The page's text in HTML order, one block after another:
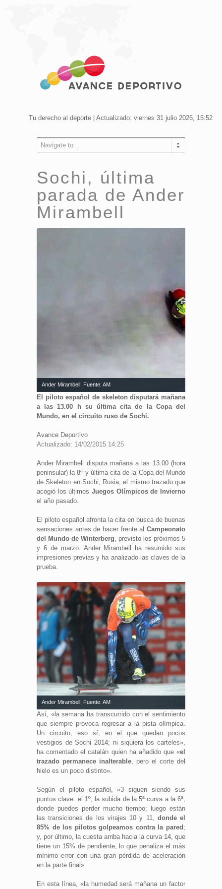
Tu derecho al deporte | Actualizado: viernes 31 julio 2026, 15:52
Navigate to...
Sochi, última
parada de Ander
Mirambell
Ander Mirambell. Fuente: AM
El piloto español de skeleton disputará mañana
a las 13.00 h su última cita de la Copa del
Mundo, en el circuito ruso de Sochi.
Avance Deportivo
Actualizado: 14/02/2015 14:25
Ander Mirambell disputa mañana a las 13.00 (hora
peninsular) la 8ª y última cita de la Copa del Mundo
de Skeleton en Sochi, Rusia, el mismo trazado que
acogió los últimos Juegos Olímpicos de Invierno
el año pasado.
El piloto español afronta la cita en busca de buenas
sensaciones antes de hacer frente al Campeonato
del Mundo de Winterberg, previsto los próximos 5
y 6 de marzo. Ander Mirambell ha resumido sus
impresiones previas y ha analizado las claves de la
prueba.
Ander Mirambell. Fuente: AM
Así, «la semana ha transcurrido con el sentimiento
que siempre provoca regresar a la pista olímpica.
Un circuito, eso sí, en el que quedan pocos
vestigios de Sochi 2014; ni siquiera los carteles»,
ha comentado el catalán quien ha añadido que «el
trazado permanece inalterable, pero el corte del
hielo es un poco distinto».
Según el piloto español, «3 siguen siendo sus
puntos clave: el 1º, la subida de la 5ª curva a la 6ª,
donde puedes perder mucho tiempo; luego están
las transiciones de los virajes 10 y 11, donde el
85% de los pilotos golpeamos contra la pared ;
y, por último, la cuesta arriba hacia la curva 14, que
tiene un 15% de pendiente, lo que penaliza el más
mínimo error con una gran pérdida de aceleración
en la parte final».
En esta línea, «la humedad será mañana un factor